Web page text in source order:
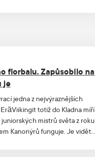
florbalu. Zapůsobilo na
je
jedna z nejvýraznějších
totiž do Kladna míří
mistrů světa z roku
Kanonýrů funguje. Je vidět,